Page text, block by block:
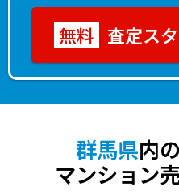
査定ス
群馬県内
マンション